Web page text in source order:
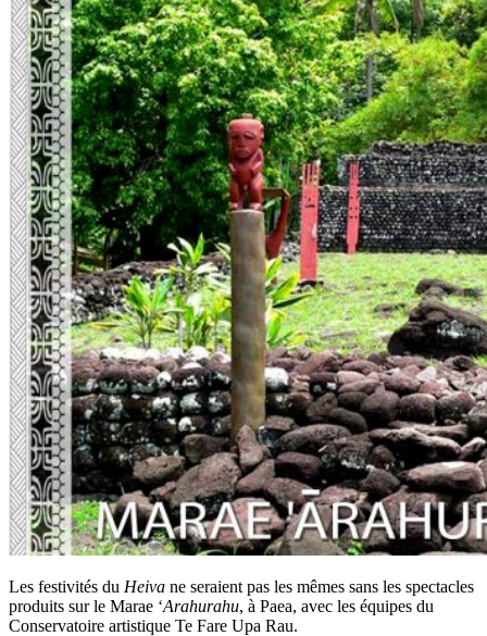
Les festivités du Heiva ne seraient pas les mêmes sans les spectacles
produits sur le Marae ‘Arahurahu, à Paea, avec les équipes du
Conservatoire artistique Te Fare Upa Rau.